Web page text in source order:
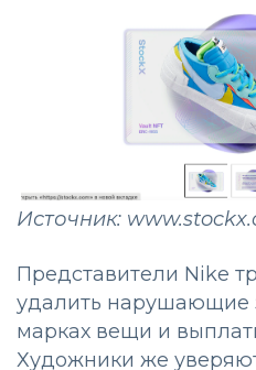
Источник:
Представители Nike
удалить нарушающие
марках вещи и
Художники же